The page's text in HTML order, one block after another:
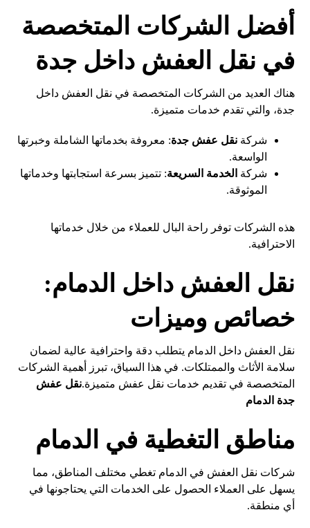
أفضل الشركات المتخصصة
في نقل العفش داخل جدة
هناك العديد من الشركات المتخصصة في نقل العفش داخل
جدة، والتي تقدم خدمات متميزة.
شركةنقل عفش جدة: معروفة بخدماتها الشاملة وخبرتها
الواسعة.
شركة الخدمة السريعة: تتميز بسرعة استجابتها وخدماتها
الموثوقة.
هذه الشركات توفر راحة البال للعملاء من خلال خدماتها
الاحترافية.
نقل العفش داخل الدمام:
خصائص وميزات
نقل العفش داخل الدمام يتطلب دقة واحترافية عالية لضمان
سلامة الأثاث والممتلكات. في هذا السياق، تبرز أهمية الشركات
المتخصصة في تقديم خدمات نقل عفش متميزة.نقل عفش
جدة الدمام
مناطق التغطية في الدمام
شركات نقل العفش في الدمام تغطي مختلف المناطق، مما
يسهل على العملاء الحصول على الخدمات التي يحتاجونها في
أي منطقة.